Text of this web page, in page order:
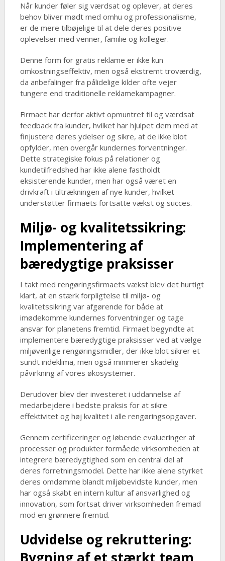
Når kunder føler sig værdsat og oplever, at deres
behov bliver mødt med omhu og professionalisme,
er de mere tilbøjelige til at dele deres positive
oplevelser med venner, familie og kolleger.
Denne form for gratis reklame er ikke kun
omkostningseffektiv, men også ekstremt troværdig,
da anbefalinger fra pålidelige kilder ofte vejer
tungere end traditionelle reklamekampagner.
Firmaet har derfor aktivt opmuntret til og værdsat
feedback fra kunder, hvilket har hjulpet dem med at
finjustere deres ydelser og sikre, at de ikke blot
opfylder, men overgår kundernes forventninger.
Dette strategiske fokus på relationer og
kundetilfredshed har ikke alene fastholdt
eksisterende kunder, men har også været en
drivkraft i tiltrækningen af nye kunder, hvilket
understøtter firmaets fortsatte vækst og succes.
Miljø- og kvalitetssikring:
Implementering af
bæredygtige praksisser
I takt med rengøringsfirmaets vækst blev det hurtigt
klart, at en stærk forpligtelse til miljø- og
kvalitetssikring var afgørende for både at
imødekomme kundernes forventninger og tage
ansvar for planetens fremtid. Firmaet begyndte at
implementere bæredygtige praksisser ved at vælge
miljøvenlige rengøringsmidler, der ikke blot sikrer et
sundt indeklima, men også minimerer skadelig
påvirkning af vores økosystemer.
Derudover blev der investeret i uddannelse af
medarbejdere i bedste praksis for at sikre
effektivitet og høj kvalitet i alle rengøringsopgaver.
Gennem certificeringer og løbende evalueringer af
processer og produkter formåede virksomheden at
integrere bæredygtighed som en central del af
deres forretningsmodel. Dette har ikke alene styrket
deres omdømme blandt miljøbevidste kunder, men
har også skabt en intern kultur af ansvarlighed og
innovation, som fortsat driver virksomheden fremad
mod en grønnere fremtid.
Udvidelse og rekruttering: